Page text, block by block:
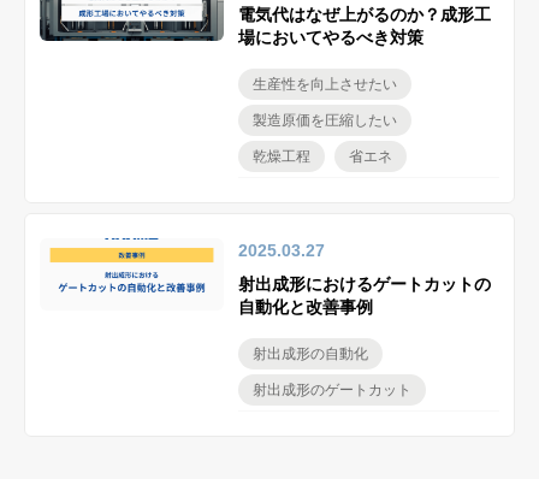
電気代はなぜ上がるのか？成形工
場においてやるべき対策
生産性を向上させたい
製造原価を圧縮したい
乾燥工程 省エネ
2025.03.27
射出成形におけるゲートカットの
自動化と改善事例
射出成形の自動化
射出成形のゲートカット